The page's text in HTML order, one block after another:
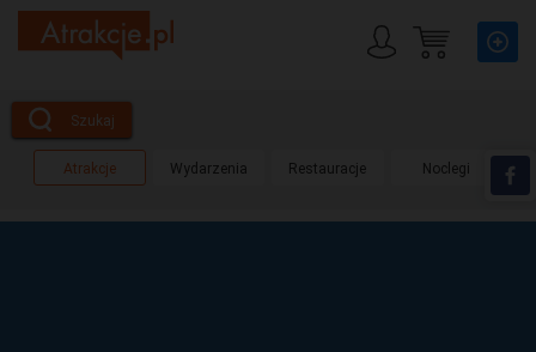
Szukaj
Atrakcje Wydarzenia Restauracje Noclegi